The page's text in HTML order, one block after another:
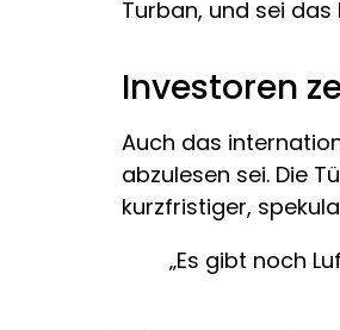
Turban, und sei
Investoren
Auch das
abzulesen sei. Die
kurzfristiger,
„Es gibt noch